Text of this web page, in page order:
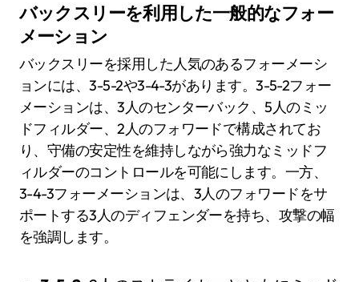
バックスリーを利用した一般的なフォー
メーション
バックスリーを採用した人気のあるフォーメーシ
ョンには、3-5-2や3-4-3があります。3-5-2フォー
メーションは、3人のセンターバック、5人のミッ
ドフィルダー、2人のフォワードで構成されてお
り、守備の安定性を維持しながら強力なミッドフ
ィルダーのコントロールを可能にします。一方、
3-4-3フォーメーションは、3人のフォワードをサ
ポートする3人のディフェンダーを持ち、攻撃の幅
を強調します。